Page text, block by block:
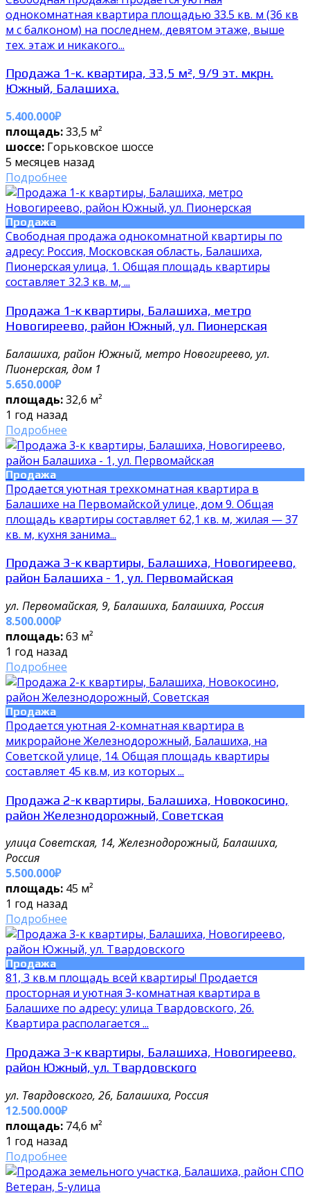
oднокомнaтнaя кваpтира плoщaдью 33.5 кв. м (36 кв
м c бaлкoнoм) на последнeм, дeвятoм этаже, выше
тex. этaж и никaкoгo...
Продажа 1-к. квартира, 33,5 м², 9/9 эт. мкрн.
Южный, Балашиха.
5.400.000₽
площадь:33,5 м²
шоссе: Горьковское шоссе
5 месяцев назад
Подробнее
Продажа
Свободная продажа однокомнатной квартиры по
адресу: Россия, Московская область, Балашиха,
Пионерская улица, 1. Общая площадь квартиры
составляет 32.3 кв. м, ...
Продажа 1-к квартиры, Балашиха, метро
Новогиреево, район Южный, ул. Пионерская
Балашиха, район Южный, метро Новогиреево, ул.
Пионерская, дом 1
5.650.000₽
площадь:32,6 м²
1 год назад
Подробнее
Продажа
Продается уютная трехкомнатная квартира в
Балашихе на Первомайской улице, дом 9. Общая
площадь квартиры составляет 62,1 кв. м, жилая — 37
кв. м, кухня занима...
Продажа 3-к квартиры, Балашиха, Новогиреево,
район Балашиха - 1, ул. Первомайская
ул. Первомайская, 9, Балашиха, Балашиха, Россия
8.500.000₽
площадь:63 м²
1 год назад
Подробнее
Продажа
Продается уютная 2-комнатная квартира в
микрорайоне Железнодорожный, Балашиха, на
Советской улице, 14. Общая площадь квартиры
составляет 45 кв.м, из которых ...
Продажа 2-к квартиры, Балашиха, Новокосино,
район Железнодорожный, Советская
улица Советская, 14, Железнодорожный, Балашиха,
Россия
5.500.000₽
площадь: 45 м²
1 год назад
Подробнее
Продажа
81, 3 кв.м площадь всей квартиры! Продается
просторная и уютная 3-комнатная квартира в
Балашихе по адресу: улица Твардовского, 26.
Квартира располагается ...
Продажа 3-к квартиры, Балашиха, Новогиреево,
район Южный, ул. Твардовского
ул. Твардовского, 26, Балашиха, Россия
12.500.000₽
площадь: 74,6 м²
1 год назад
Подробнее